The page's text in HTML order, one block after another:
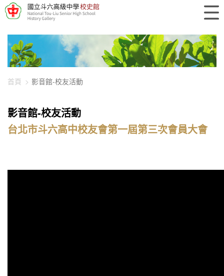
448-1093
首頁 影音館-校友活動
影音館-校友活動
台北市斗六高中校友會第一屆第三次會員大會